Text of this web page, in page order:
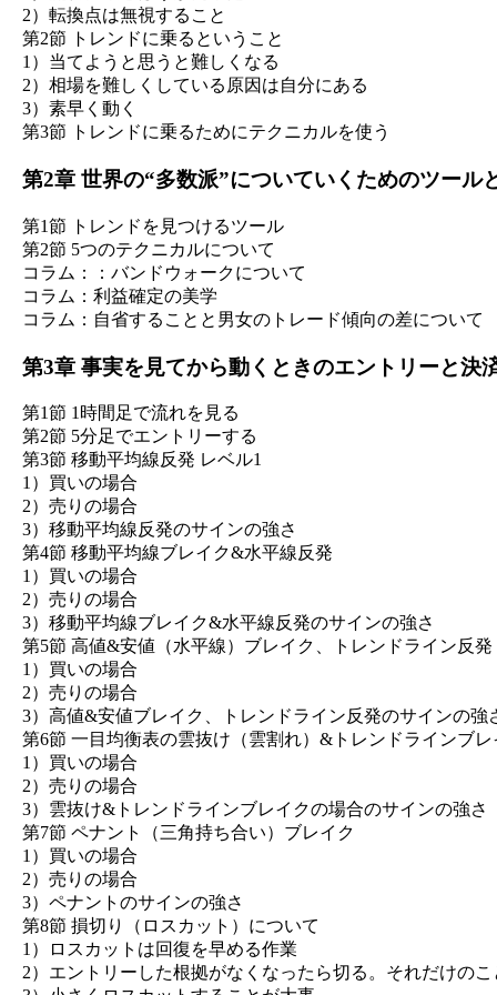
2）転換点は無視すること
第2節 トレンドに乗るということ
1）当てようと思うと難しくなる
2）相場を難しくしている原因は自分にある
3）素早く動く
第3節 トレンドに乗るためにテクニカルを使う
第2章 世界の“多数派”についていくためのツール
第1節 トレンドを見つけるツール
第2節 5つのテクニカルについて
コラム：：バンドウォークについて
コラム：利益確定の美学
コラム：自省することと男女のトレード傾向の差について
第3章 事実を見てから動くときのエントリーと決
第1節 1時間足で流れを見る
第2節 5分足でエントリーする
第3節 移動平均線反発 レベル1
1）買いの場合
2）売りの場合
3）移動平均線反発のサインの強さ
第4節 移動平均線ブレイク&水平線反発
1）買いの場合
2）売りの場合
3）移動平均線ブレイク&水平線反発のサインの強さ
第5節 高値&安値（水平線）ブレイク、トレンドライン反発
1）買いの場合
2）売りの場合
3）高値&安値ブレイク、トレンドライン反発のサインの強
第6節 一目均衡表の雲抜け（雲割れ）&トレンドラインブレ
1）買いの場合
2）売りの場合
3）雲抜け&トレンドラインブレイクの場合のサインの強さ
第7節 ペナント（三角持ち合い）ブレイク
1）買いの場合
2）売りの場合
3）ペナントのサインの強さ
第8節 損切り（ロスカット）について
1）ロスカットは回復を早める作業
2）エントリーした根拠がなくなったら切る。それだけのこ